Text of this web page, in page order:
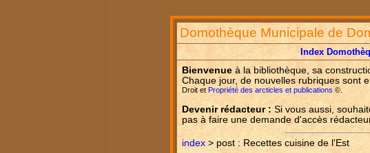
Domothèque Municipale de
Index
Bienvenue à la bibliothèque, sa
Chaque jour, de nouvelles rubriques sont
Droit et Propriété des arcticles et publications ©.
Devenir rédacteur : Si vous aussi,
pas à faire une demande d'accès
index > post : Recettes cuisine de l'Est